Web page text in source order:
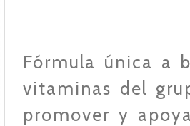
Fórmula única a
vitaminas del
promover y